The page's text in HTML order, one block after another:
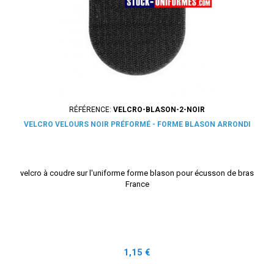
RÉFÉRENCE: VELCRO-BLASON-2-NOIR
VELCRO VELOURS NOIR PRÉFORMÉ - FORME BLASON ARRONDI
velcro à coudre sur l'uniforme forme blason pour écusson de bras
France
Prix
1,15 €